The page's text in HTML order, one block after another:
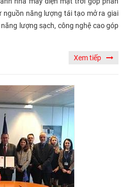
nguồn năng lượng tái tạo mở ra giai
lượng sạch, công nghệ cao góp
Xem tiếp